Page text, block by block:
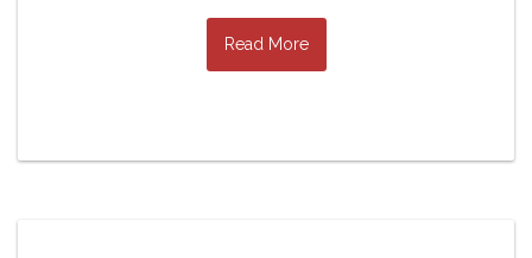
Read More